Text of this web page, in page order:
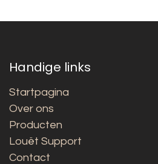
Handige links
Startpagina
Over ons
Producten
Louët Support
Contact